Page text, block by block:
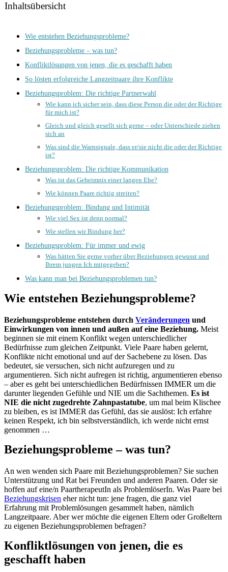
Inhaltsübersicht
Wie entstehen Beziehungsprobleme?
Beziehungsprobleme – was tun?
Konfliktlösungen von jenen, die es geschafft haben
So lösten erfolgreiche Langzeitpaare ihre Konflikte
Beziehungsproblem: Die richtige Partnerwahl
Wie kann ich sicher sein, dass diese Person die oder der Richtige
für mich ist?
Gleich und gleich gesellt sich gerne – oder Unterschiede ziehen
sich an
Was sind die Warnsignale, dass er/sie nicht die oder der Richtige
ist?
Beziehungsproblem: Die richtige Kommunikation
Was ist das Geheimnis einer langen Ehe?
Wie können Paare richtig streiten?
Beziehungsproblem: Bindung und Intimität
Wie viel Sex ist denn normal?
Wie stellen wir Bindung her?
Beziehungsproblem: Für immer und ewig
Was hätten Sie gerne vorher über Beziehungen gewusst und
Ihrem jungen Ich mitgegeben?
Was kann man bei Beziehungsproblemen tun?
Wie entstehen Beziehungsprobleme?
Beziehungsprobleme entstehen durch Veränderungen und
Einwirkungen von innen und außen auf eine Beziehung. Meist
beginnen sie mit einem Konflikt wegen unterschiedlicher
Bedürfnisse zum gleichen Zeitpunkt. Viele Paare haben gelernt,
Konflikte nicht emotional und auf der Sachebene zu lösen. Das
bedeutet, sie versuchen, sich nicht aufzuregen und zu
argumentieren. Sich nicht aufregen ist richtig, argumentieren ebenso
– aber es geht bei unterschiedlichen Bedürfnissen IMMER um die
darunter liegenden Gefühle und NIE um die Sachthemen. Es ist
NIE die nicht zugedrehte Zahnpastatube, um mal beim Klischee
zu bleiben, es ist IMMER das Gefühl, das sie auslöst: Ich erfahre
keinen Respekt, ich bin selbstverständlich, ich werde nicht ernst
genommen …
Beziehungsprobleme – was tun?
An wen wenden sich Paare mit Beziehungsproblemen? Sie suchen
Unterstützung und Rat bei Freunden und anderen Paaren. Oder sie
hoffen auf eine/n PaartherapeutIn als ProblemlöserIn. Was Paare bei
Beziehungskrisen eher nicht tun: jene fragen, die ganz viel
Erfahrung mit Problemlösungen gesammelt haben, nämlich
Langzeitpaare. Aber wer möchte die eigenen Eltern oder Großeltern
zu eigenen Beziehungsproblemen befragen?
Konfliktlösungen von jenen, die es
geschafft haben